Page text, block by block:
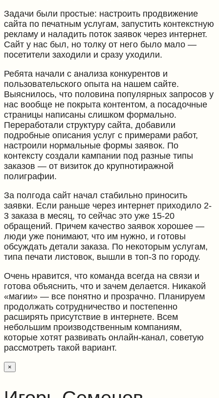
Задачи были простые: настроить продвижение
сайта по печатным услугам, запустить контекстную
рекламу и наладить поток заявок через интернет.
Сайт у нас был, но толку от него было мало —
посетители заходили и сразу уходили.
Ребята начали с анализа конкурентов и
пользовательского опыта на нашем сайте.
Выяснилось, что половина популярных запросов у
нас вообще не покрыта контентом, а посадочные
страницы написаны слишком формально.
Переработали структуру сайта, добавили
подробные описания услуг с примерами работ,
настроили нормальные формы заявок. По
контексту создали кампании под разные типы
заказов — от визиток до крупнотиражной
полиграфии.
За полгода сайт начал стабильно приносить
заявки. Если раньше через интернет приходило 2-
3 заказа в месяц, то сейчас это уже 15-20
обращений. Причем качество заявок хорошее —
люди уже понимают, что им нужно, и готовы
обсуждать детали заказа. По некоторым услугам,
типа печати листовок, вышли в топ-3 по городу.
Очень нравится, что команда всегда на связи и
готова объяснить, что и зачем делается. Никакой
«магии» — все понятно и прозрачно. Планируем
продолжать сотрудничество и постепенно
расширять присутствие в интернете. Всем
небольшим производственным компаниям,
которые хотят развивать онлайн-канал, советую
рассмотреть такой вариант.
×